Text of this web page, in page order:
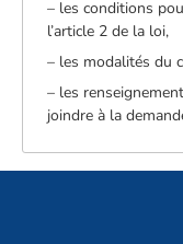
– les conditions
l’article 2 de la loi,
– les modalités du
– les
joindre à la